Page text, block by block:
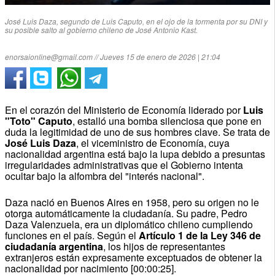
José Luis Daza, segundo de Luis Caputo, en el ojo de la tormenta por su DNI y
su posible salto al gobierno chileno de José Antonio Kast.
enorsaionline@gmail.com // Jueves 15 de enero de 2026 | 21:04
En el corazón del Ministerio de Economía liderado porLuis
"Toto" Caputo, estalló una bomba silenciosa que pone en
duda la legitimidad de uno de sus hombres clave. Se trata de
José Luis Daza, el viceministro de Economía, cuya
nacionalidad argentina está bajo la lupa debido a presuntas
irregularidades administrativas que el Gobierno intenta
ocultar bajo la alfombra del "interés nacional".
Daza nació en Buenos Aires en 1958, pero su origen no le
otorga automáticamente la ciudadanía. Su padre, Pedro
Daza Valenzuela, era un diplomático chileno cumpliendo
funciones en el país. Según el Artículo 1 de la Ley 346 de
ciudadanía argentina, los hijos de representantes
extranjeros están expresamente exceptuados de obtener la
nacionalidad por nacimiento [00:00:25].